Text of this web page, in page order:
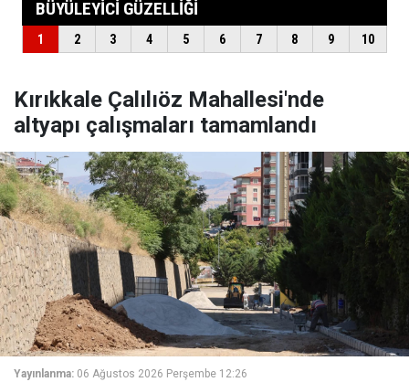
Kırıkkale Çalılıöz Mahallesi'nde
altyapı çalışmaları tamamlandı
Yayınlanma: 06 Ağustos 2026 Perşembe 12:26